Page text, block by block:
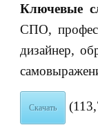
Ключевые
СПО,
дизайнер,
Скачать